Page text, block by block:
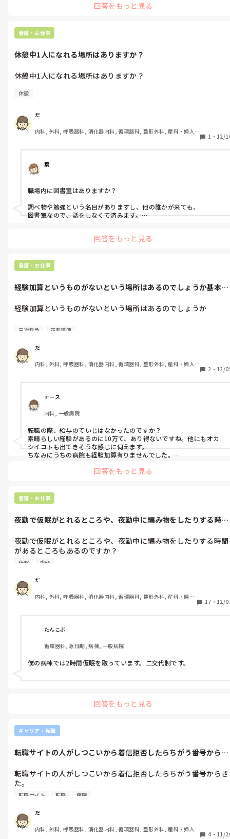
回答をもっと見る
看護・お仕事
休憩中1人になれる場所はありますか？
休憩中1人になれる場所はありますか？
休憩
だ
内科, 外科, 呼吸器科, 消化器内科, 循環器科, 整形外科, 産科・婦人
一般病院, 大学病院, オペ室, 透析
1 ・ 12/
葉
職場内に図書室はありますか？
調べ物や勉強という名目がありますし、他の誰かが来ても、
図書室なので、話をしなくて済みます。
回答をもっと見る
看護・お仕事
経験加算というものがないという場所はあるのでしょうか基本給
経験加算というものがないという場所はあるのでしょうか
基本給10万って。
正看護師で3次救急で18年やって、管理職まで上り詰めて。
それで、転職したらこの額って。
あり得るんですねこんなところ。
ほかの看護師ではできないことだらけなので、医療行為はほぼ私
しかしません。
なのに、交渉も門前払い。
ありえない。
三次救急 正看護師
だ
内科, 外科, 呼吸器科, 消化器内科, 循環器科, 整形外科, 産科・婦人
一般病院, 大学病院, オペ室, 透析
2 ・ 12/
ナース
内科, 一般病院
転職の際、給与のていじはなかったのですか？
素晴らしい経験があるのに10万て、あり得ないですね。他にもオカ
シイコトも出てきそうな感じに伺えます。
ちなみにうちの病院も経験加算有りませんでした。
今後の事など考えると早めに転職が良い気がします。
回答をもっと見る
看護・お仕事
夜勤で仮眠がとれるところや、夜勤中に編み物をしたりする時間
夜勤で仮眠がとれるところや、夜勤中に編み物をしたりする時間
があるところもあるのですか？
知りたいです。
仮眠 夜勤
だ
内科, 外科, 呼吸器科, 消化器内科, 循環器科, 整形外科, 産科・婦人
科, 一般病院, 大学病院, オペ室, 透析
17 ・ 12/
たんこぶ
循環器科, 急性期, 病棟, 一般病院
僕の病棟では2時間仮眠を取っています。二交代制です。
回答をもっと見る
キャリア・転職
転職サイトの人がしつこいから着信拒否したらちがう番号からき
転職サイトの人がしつこいから着信拒否したらちがう番号からき
た。
内容が「もう〇〇病院が、他の人で埋まりそうです！早く決めな
いといけません！」でした。
転職サイト 転職 病院
だ
内科, 外科, 呼吸器科, 消化器内科, 循環器科, 整形外科, 産科・婦人
4 ・ 11/